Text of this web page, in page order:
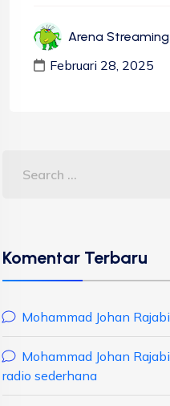
Arena Streaming
Februari 28, 2025
Komentar Terbaru
Mohammad Johan Rajabi
Mohammad Johan Rajabi
radio sederhana